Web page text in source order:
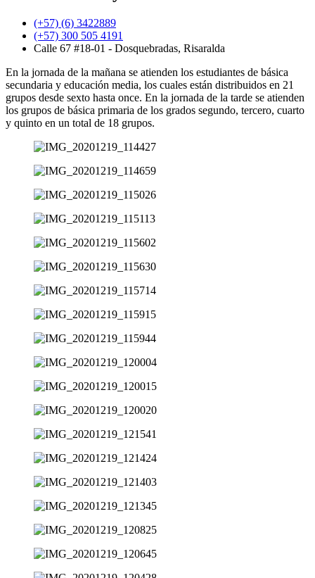
(+57) (6) 3422889
(+57) 300 505 4191
Calle 67 #18-01 - Dosquebradas, Risaralda
En la jornada de la mañana se atienden los estudiantes de básica
secundaria y educación media, los cuales están distribuidos en 21
grupos desde sexto hasta once. En la jornada de la tarde se atienden
los grupos de básica primaria de los grados segundo, tercero, cuarto
y quinto en un total de 18 grupos.